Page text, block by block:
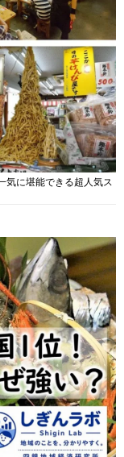
気に堪能できる超人気ス